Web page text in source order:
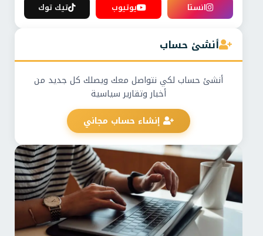
انستا
يوتيوب تيك توك
أنشئ حساب
أنشئ حساب لكي نتواصل معك ويصلك كل جديد من
أخبار وتقارير سياسية
إنشاء حساب مجاني